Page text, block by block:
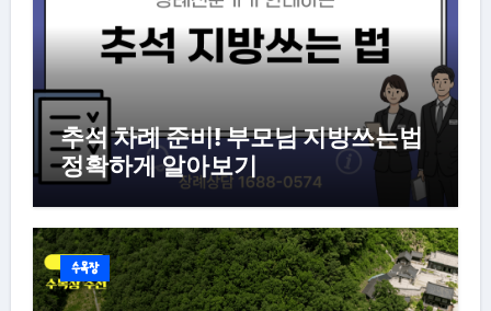
추석 차례 준비! 부모님 지방쓰는법
정확하게 알아보기
수목장